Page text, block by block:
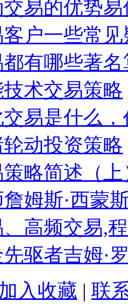
交易的优势
客户一些常
都有哪些著
术交易策略
交易是什么
动投资策略
略简述（上
姆斯·西蒙
、高频交易,
先驱者吉姆·
入收藏 | 联